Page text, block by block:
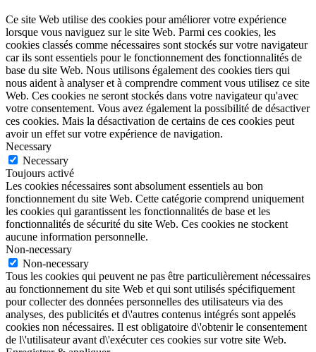
Ce site Web utilise des cookies pour améliorer votre expérience
lorsque vous naviguez sur le site Web. Parmi ces cookies, les
cookies classés comme nécessaires sont stockés sur votre navigateur
car ils sont essentiels pour le fonctionnement des fonctionnalités de
base du site Web. Nous utilisons également des cookies tiers qui
nous aident à analyser et à comprendre comment vous utilisez ce site
Web. Ces cookies ne seront stockés dans votre navigateur qu'avec
votre consentement. Vous avez également la possibilité de désactiver
ces cookies. Mais la désactivation de certains de ces cookies peut
avoir un effet sur votre expérience de navigation.
Necessary
Necessary
Toujours activé
Les cookies nécessaires sont absolument essentiels au bon
fonctionnement du site Web. Cette catégorie comprend uniquement
les cookies qui garantissent les fonctionnalités de base et les
fonctionnalités de sécurité du site Web. Ces cookies ne stockent
aucune information personnelle.
Non-necessary
Non-necessary
Tous les cookies qui peuvent ne pas être particulièrement nécessaires
au fonctionnement du site Web et qui sont utilisés spécifiquement
pour collecter des données personnelles des utilisateurs via des
analyses, des publicités et d\'autres contenus intégrés sont appelés
cookies non nécessaires. Il est obligatoire d\'obtenir le consentement
de l\'utilisateur avant d\'exécuter ces cookies sur votre site Web.